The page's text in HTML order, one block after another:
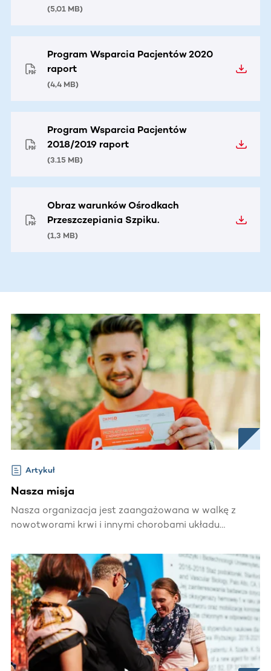
(5,01 MB)
Program Wsparcia Pacjentów 2020
raport
(4,4 MB)
Program Wsparcia Pacjentów
2018/2019 raport
(3.15 MB)
Obraz warunków Ośrodkach
Przeszczepiania Szpiku.
(1,3 MB)
Artykuł
Nasza misja
Nasza organizacja jest zaangażowana w walkę z
nowotworami krwi i innymi chorobami układu